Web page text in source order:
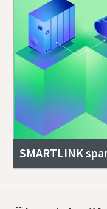
SMARTLINK